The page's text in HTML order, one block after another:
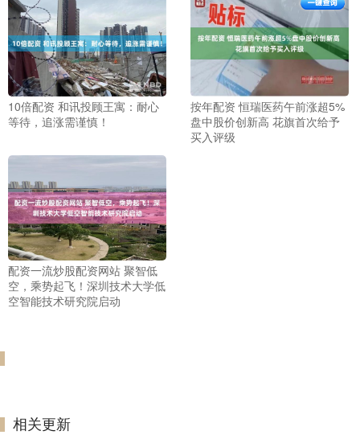
10倍配资 和讯投顾王寓：耐心
等待，追涨需谨慎！
按年配资 恒瑞医药午前涨超5%
盘中股价创新高 花旗首次给予
买入评级
配资一流炒股配资网站 聚智低
空，乘势起飞！深圳技术大学低
空智能技术研究院启动
相关更新